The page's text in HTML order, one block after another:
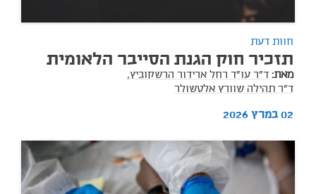
חוות דעת
תזכיר חוק הגנת הסייבר הלאומית
מאת: ד"ר עו"ד רחל ארידור הרשקוביץ,
ד"ר תהילה שוורץ אלטשולר
02 במרץ 2026